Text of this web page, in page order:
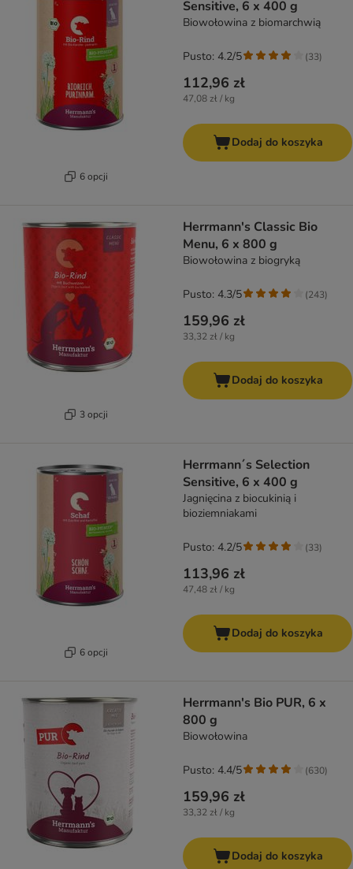
6 opcji
Sensitive, 6 x 400 g
Biowołowina z biomarchwią
112,96 zł
47,08 zł / kg
Pusto: 4.2/5 (33)
Dodaj do koszyka
3 opcji
Herrmann's Classic Bio
Menu, 6 x 800 g
Biowołowina z biogryką
159,96 zł
33,32 zł / kg
Pusto: 4.3/5 (243)
Dodaj do koszyka
6 opcji
Herrmann´s Selection
Sensitive, 6 x 400 g
Jagnięcina z biocukinią i
bioziemniakami
113,96 zł
47,48 zł / kg
Pusto: 4.2/5 (33)
Dodaj do koszyka
Herrmann's Bio PUR, 6 x
800 g
Biowołowina
159,96 zł
33,32 zł / kg
Pusto: 4.4/5 (630)
Dodaj do koszyka